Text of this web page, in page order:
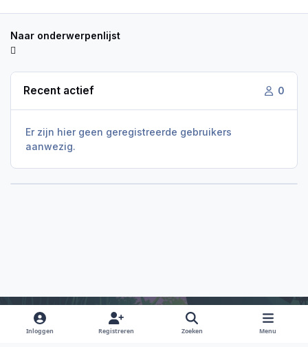
Naar onderwerpenlijst
Recent actief 0
Er zijn hier geen geregistreerde gebruikers
aanwezig.
Light ModeDark ModeSystem Preference
Inloggen Registreren Zoeken Menu